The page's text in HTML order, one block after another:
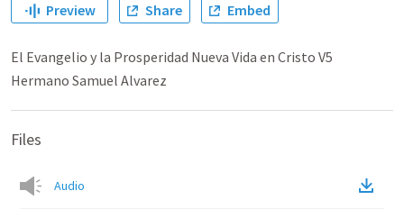
Preview Share Embed
El Evangelio y la Prosperidad Nueva Vida en Cristo V5
Hermano Samuel Alvarez
Files
Audio